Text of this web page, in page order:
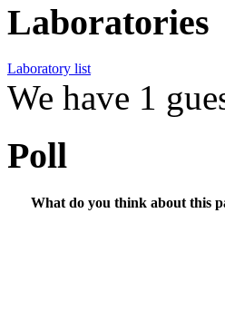
Laboratories
Laboratory list
We have 1
Poll
What do you think about this